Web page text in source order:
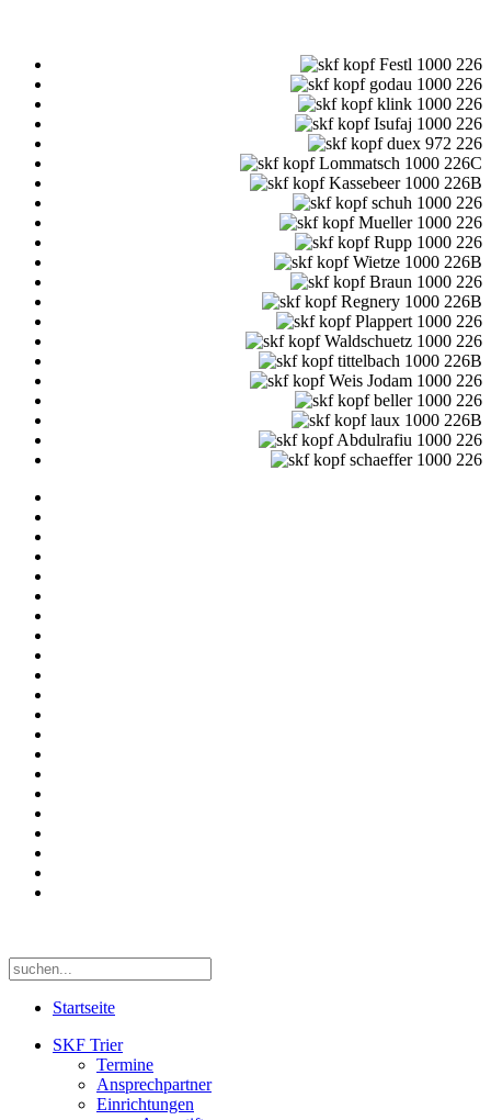
Startseite
SKF Trier
Termine
Ansprechpartner
Einrichtungen